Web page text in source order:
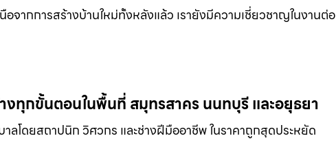
จากการสร้างบ้านใหม่ทั้งหลังแล้ว เรายังมีความเชี่ยวชาญในงานต่อ
งทุกขั้นตอนในพื้นที่ สมุทรสาคร นนทบุรี และอยุธยา
ลโดยสถาปนิก วิศวกร และช่างฝีมืออาชีพ ในราคาถูกสุดประหยัด